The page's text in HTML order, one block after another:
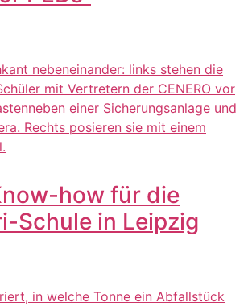
how für die
Schule in Leipzig